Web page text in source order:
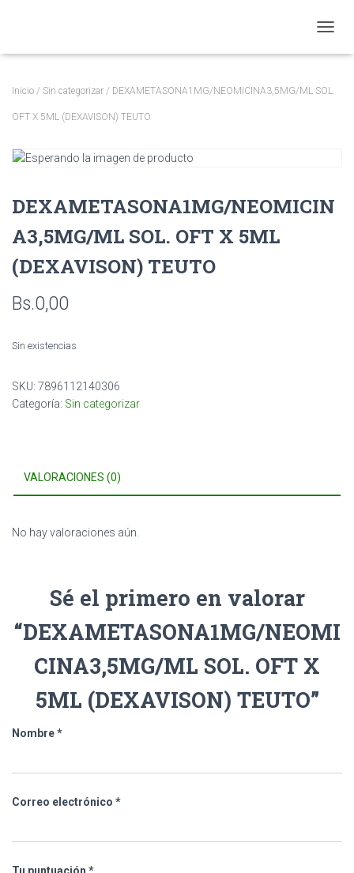
Inicio / Sin categorizar / DEXAMETASONA1MG/NEOMICINA3,5MG/ML SOL.
OFT X 5ML (DEXAVISON) TEUTO
DEXAMETASONA1MG/NEOMICIN
A3,5MG/ML SOL. OFT X 5ML
(DEXAVISON) TEUTO
Bs.0,00
Sin existencias
SKU: 7896112140306
Categoría: Sin categorizar
VALORACIONES (0)
No hay valoraciones aún.
Sé el primero en valorar
“DEXAMETASONA1MG/NEOMI
CINA3,5MG/ML SOL. OFT X
5ML (DEXAVISON) TEUTO”
Nombre*
Correo electrónico *